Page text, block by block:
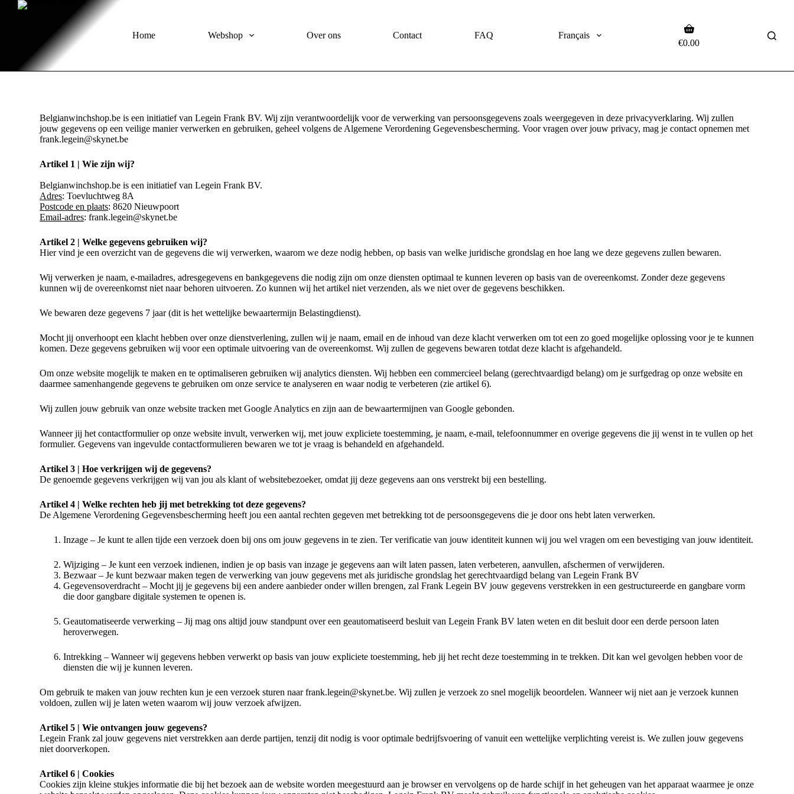
c
Home Webshop Over ons Contact FAQ Français
€0.00
Belgianwinchshop.be is een initiatief van Legein Frank BV. Wij zijn verantwoordelijk voor de verwerking van persoonsgegevens zoals weergegeven in deze privacyverklaring. Wij zullen
jouw gegevens op een veilige manier verwerken en gebruiken, geheel volgens de Algemene Verordening Gegevensbescherming. Voor vragen over jouw privacy, mag je contact opnemen met
frank.legein@skynet.be
Artikel 1 | Wie zijn wij?
Belgianwinchshop.be is een initiatief van Legein Frank BV.
Adres: Toevluchtweg 8A
Postcode en plaats: 8620 Nieuwpoort
Email-adres: frank.legein@skynet.be
Artikel 2 | Welke gegevens gebruiken wij?
Hier vind je een overzicht van de gegevens die wij verwerken, waarom we deze nodig hebben, op basis van welke juridische grondslag en hoe lang we deze gegevens zullen bewaren.
Wij verwerken je naam, e-mailadres, adresgegevens en bankgegevens die nodig zijn om onze diensten optimaal te kunnen leveren op basis van de overeenkomst. Zonder deze gegevens
kunnen wij de overeenkomst niet naar behoren uitvoeren. Zo kunnen wij het artikel niet verzenden, als we niet over de gegevens beschikken.
We bewaren deze gegevens 7 jaar (dit is het wettelijke bewaartermijn Belastingdienst).
Mocht jij onverhoopt een klacht hebben over onze dienstverlening, zullen wij je naam, email en de inhoud van deze klacht verwerken om tot een zo goedmogelijke oplossing voor je te kunnen
komen. Deze gegevens gebruiken wij voor eenoptimale uitvoering van de overeenkomst. Wij zullen de gegevens bewaren totdat deze klacht is afgehandeld.
Om onze website mogelijk te maken en te optimaliseren gebruiken wij analytics diensten.Wij hebben een commercieel belang (gerechtvaardigd belang) om je surfgedrag op onze website en
daarmee samenhangende gegevens te gebruiken om onze service te analyseren en waar nodig te verbeteren (zie artikel 6).
Wij zullen jouw gebruik van onze website tracken met Google Analytics en zijn aan de bewaartermijnen van Google gebonden.
Wanneer jij het contactformulier op onze website invult, verwerken wij, met jouwexpliciete toestemming, je naam, e-mail, telefoonnummer en overige gegevens die jij wenst in te vullen op het
formulier. Gegevens van ingevulde contactformulieren bewaren we tot je vraag is behandeld en afgehandeld.
Artikel 3 | Hoe verkrijgen wij de gegevens?
De genoemde gegevens verkrijgen wij van jou als klant of websitebezoeker, omdat jij deze gegevens aan ons verstrekt bij een bestelling.
Artikel 4 | Welke rechten heb jij met betrekking tot deze gegevens?
De Algemene Verordening Gegevensbescherming heeft jou een aantal rechten gegevenmet betrekking tot de persoonsgegevens die je door ons hebt laten verwerken.
Inzage – Je kunt te allen tijde een verzoek doen bij ons om jouw gegevens in te zien. Ter verificatie van jouw identiteit kunnen wij jou wel vragen om een bevestiging van jouw identiteit.
Wijziging – Je kunt een verzoek indienen, indien je op basis van inzage je gegevens aan wilt laten passen, laten verbeteren, aanvullen, afschermen of verwijderen.
Bezwaar – Je kunt bezwaar maken tegen de verwerking van jouw gegevens met als juridische grondslag het gerechtvaardigd belang van Legein Frank BV
Gegevensoverdracht – Mocht jij je gegevens bij een andere aanbieder onder willen brengen, zal Frank Legein BV jouw gegevens verstrekken in een gestructureerde en gangbare vorm
die door gangbare digitale systemen te openen is.
Geautomatiseerde verwerking – Jij mag ons altijd jouw standpunt over een geautomatiseerd besluit van Legein Frank BV laten weten en dit besluit door een derde persoon laten
heroverwegen.
Intrekking – Wanneer wij gegevens hebben verwerkt op basis van jouw expliciete toestemming, heb jij het recht deze toestemming in te trekken. Dit kan wel gevolgen hebben voor de
diensten die wij je kunnen leveren.
Om gebruik te maken van jouw rechten kun je een verzoek sturen naarfrank.legein@skynet.be. Wij zullen je verzoek zo snel mogelijk beoordelen. Wanneer wij niet aan je verzoek kunnen
voldoen, zullen wij je laten weten waarom wij jouw verzoek afwijzen.
Artikel 5 | Wie ontvangen jouw gegevens?
Legein Frank zal jouw gegevens niet verstrekken aan derde partijen, tenzij dit nodig is voor optimale bedrijfsvoering of vanuit een wettelijke verplichting vereist is. We zullen jouw gegevens
niet doorverkopen.
Artikel 6 | Cookies
Cookies zijn kleine stukjes informatie die bij het bezoek aan de website worden meegestuurd aan je browser en vervolgens op de harde schijf in het geheugen van het apparaat waarmee je onze